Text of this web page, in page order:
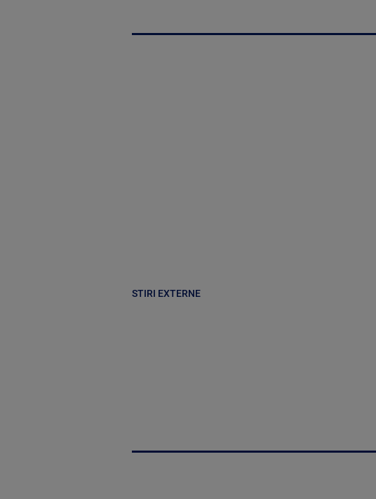
STIRI EXTERNE